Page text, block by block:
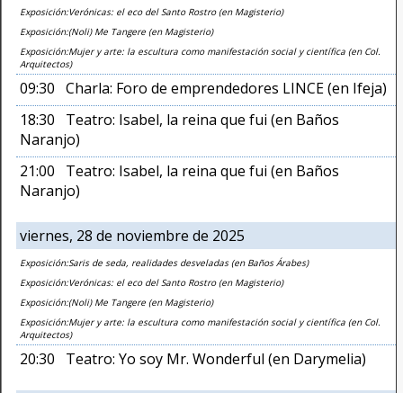
Exposición:Verónicas: el eco del Santo Rostro (en Magisterio)
Exposición:(Noli) Me Tangere (en Magisterio)
Exposición:Mujer y arte: la escultura como manifestación social y científica (en Col.
Arquitectos)
09:30 Charla: Foro de emprendedores LINCE (en Ifeja)
18:30 Teatro: Isabel, la reina que fui (en Baños
Naranjo)
21:00 Teatro: Isabel, la reina que fui (en Baños
Naranjo)
viernes, 28 de noviembre de 2025
Exposición:Saris de seda, realidades desveladas (en Baños Árabes)
Exposición:Verónicas: el eco del Santo Rostro (en Magisterio)
Exposición:(Noli) Me Tangere (en Magisterio)
Exposición:Mujer y arte: la escultura como manifestación social y científica (en Col.
Arquitectos)
20:30 Teatro: Yo soy Mr. Wonderful (en Darymelia)